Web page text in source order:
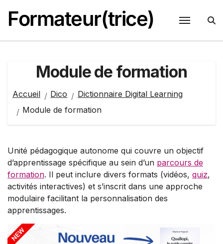
contenu
Formateur(trice)
Module de formation
Accueil Dico
Dictionnaire Digital Learning
Module de formation
Unité pédagogique autonome qui couvre un objectif
d’apprentissage spécifique au sein d’un parcours de
formation. Il peut inclure divers formats (vidéos, quiz,
activités interactives) et s’inscrit dans une approche
modulaire facilitant la personnalisation des
apprentissages.